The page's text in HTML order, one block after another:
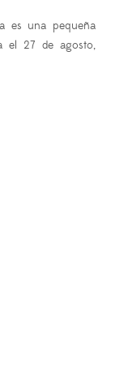
es una pequeña
el 27 de agosto,